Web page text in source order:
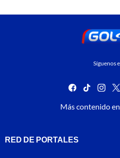
Síguenos
facebook
tiktok
Más contenido en
RED DE PORTALES